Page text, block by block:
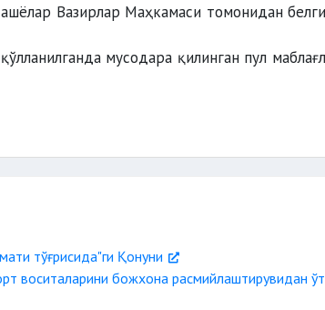
Вазирлар Маҳкамаси томонидан
мусодара қилинган пул
тўғрисида"ги Қонуни
воситаларини божхона расмийлаштирувидан